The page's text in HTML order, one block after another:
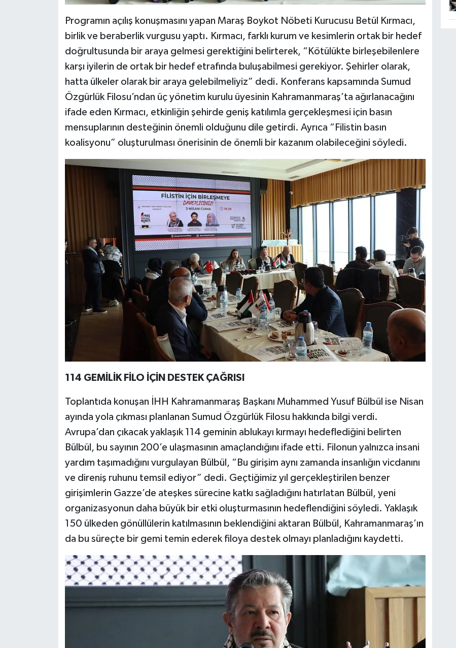
Programın açılış konuşmasını yapan Maraş Boykot Nöbeti Kurucusu Betül Kırmacı,
birlik ve beraberlik vurgusu yaptı. Kırmacı, farklı kurum ve kesimlerin ortak bir hedef
doğrultusunda bir araya gelmesi gerektiğini belirterek, “Kötülükte birleşebilenlere
karşı iyilerin de ortak bir hedef etrafında buluşabilmesi gerekiyor. Şehirler olarak,
hatta ülkeler olarak bir araya gelebilmeliyiz” dedi. Konferans kapsamında Sumud
Özgürlük Filosu’ndan üç yönetim kurulu üyesinin Kahramanmaraş’ta ağırlanacağını
ifade eden Kırmacı, etkinliğin şehirde geniş katılımla gerçekleşmesi için basın
mensuplarının desteğinin önemli olduğunu dile getirdi. Ayrıca “Filistin basın
koalisyonu” oluşturulması önerisinin de önemli bir kazanım olabileceğini söyledi.
114 GEMİLİK FİLO İÇİN DESTEK ÇAĞRISI
Toplantıda konuşan İHH Kahramanmaraş Başkanı Muhammed Yusuf Bülbül ise Nisan
ayında yola çıkması planlanan Sumud Özgürlük Filosu hakkında bilgi verdi.
Avrupa’dan çıkacak yaklaşık 114 geminin ablukayı kırmayı hedeflediğini belirten
Bülbül, bu sayının 200’e ulaşmasının amaçlandığını ifade etti. Filonun yalnızca insani
yardım taşımadığını vurgulayan Bülbül, “Bu girişim aynı zamanda insanlığın vicdanını
ve direniş ruhunu temsil ediyor” dedi. Geçtiğimiz yıl gerçekleştirilen benzer
girişimlerin Gazze’de ateşkes sürecine katkı sağladığını hatırlatan Bülbül, yeni
organizasyonun daha büyük bir etki oluşturmasının hedeflendiğini söyledi. Yaklaşık
150 ülkeden gönüllülerin katılmasının beklendiğini aktaran Bülbül, Kahramanmaraş’ın
da bu süreçte bir gemi temin ederek filoya destek olmayı planladığını kaydetti.